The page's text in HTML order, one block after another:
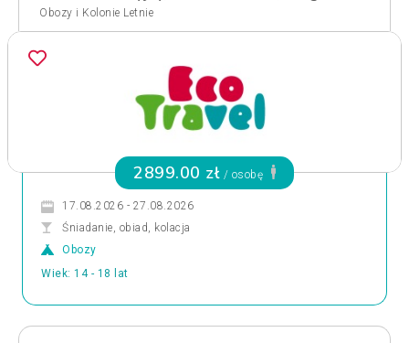
Obozy i Kolonie Letnie
2899.00 zł / osobę
17.08.2026 - 27.08.2026
Śniadanie, obiad, kolacja
Obozy
Wiek: 14 - 18 lat